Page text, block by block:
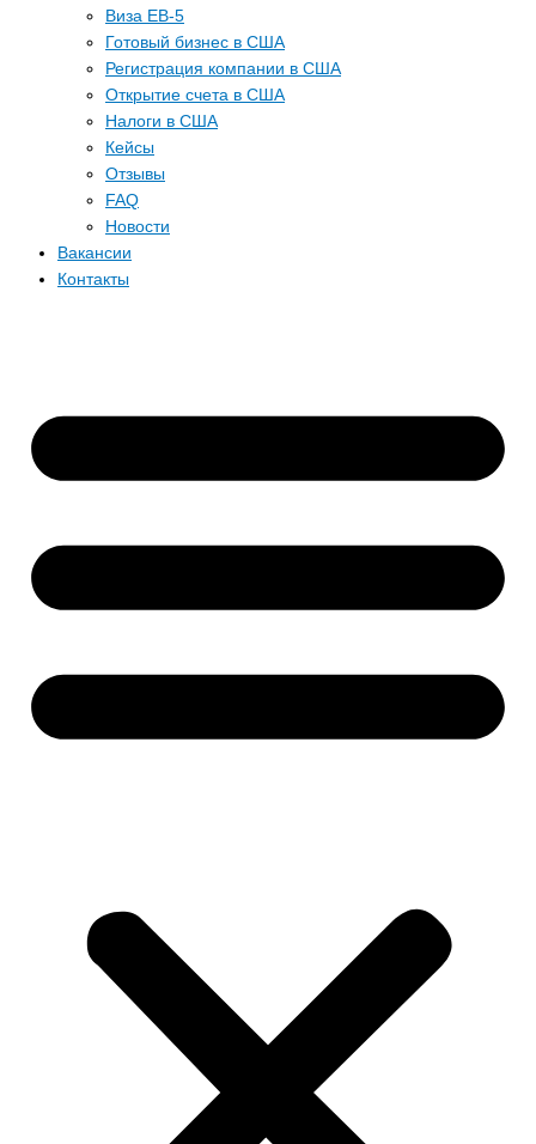
Виза EB-5
Готовый бизнес в США
Регистрация компании в США
Открытие счета в США
Налоги в США
Кейсы
Отзывы
FAQ
Новости
Вакансии
Контакты